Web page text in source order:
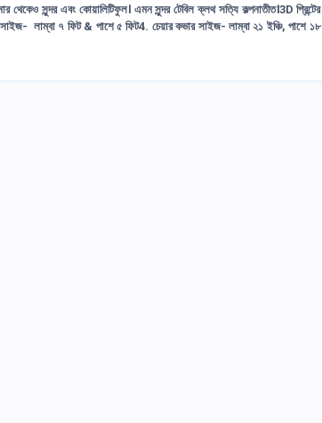
সুন্দর এবং কোয়ালিটিফুল। এমন সুন্দর টেবিল ক্লথ সত্যি কল্পনাতীত।3D প্রিন্টের
সাইজ- লাম্বা ৭ ফিট & পাশে ৫ ফিট4. চেয়ার কভার সাইজ- লাম্বা ২১ ইঞ্চি, পাশে ১৮